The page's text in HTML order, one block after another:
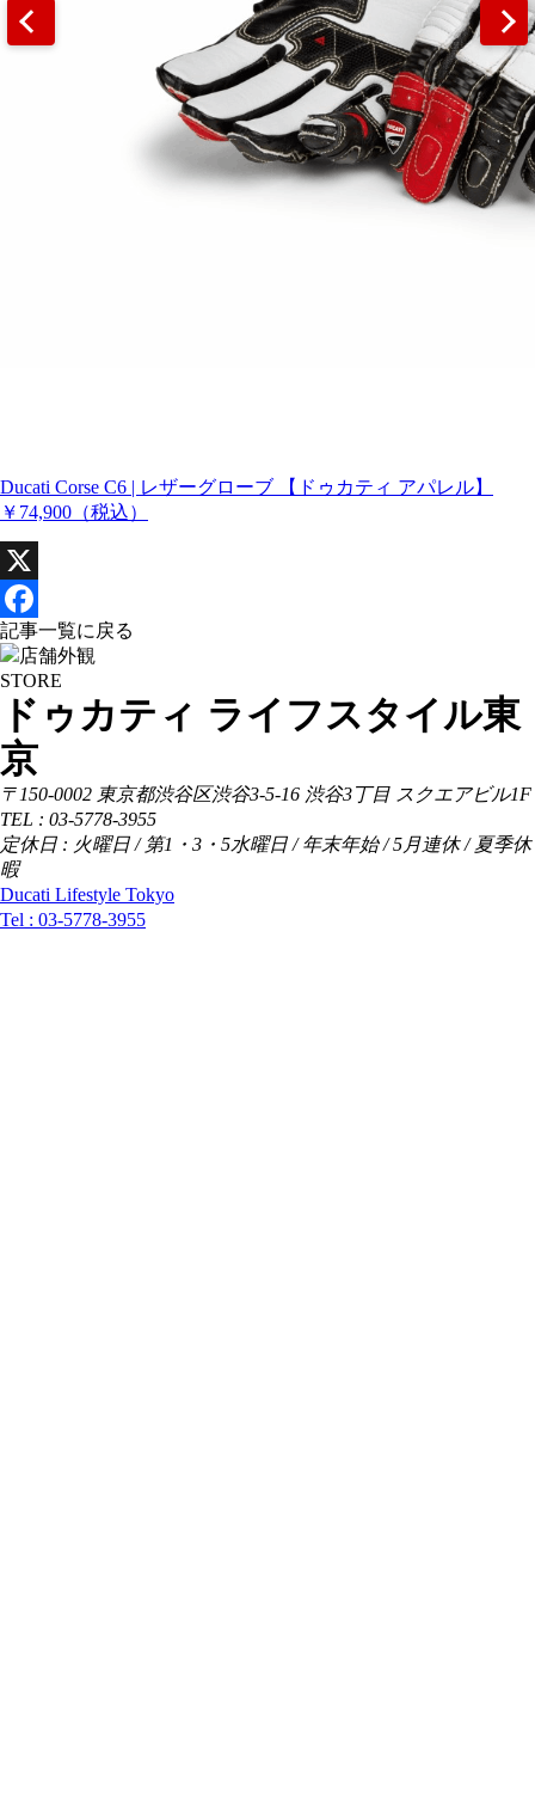
Ducati Corse C6 | レザーグローブ 【ドゥカティ アパレル】
￥74,900 （税込）
X
Facebook
記事一覧に戻る
STORE
ドゥカティ ライフスタイル東
京
〒150-0002 東京都渋谷区渋谷3-5-16 渋谷3丁目 スクエアビル1F
TEL : 03-5778-3955
定休日 : 火曜日 / 第1・3・5水曜日 / 年末年始 / 5月連休 / 夏季休
暇
Ducati Lifestyle Tokyo
Tel : 03-5778-3955